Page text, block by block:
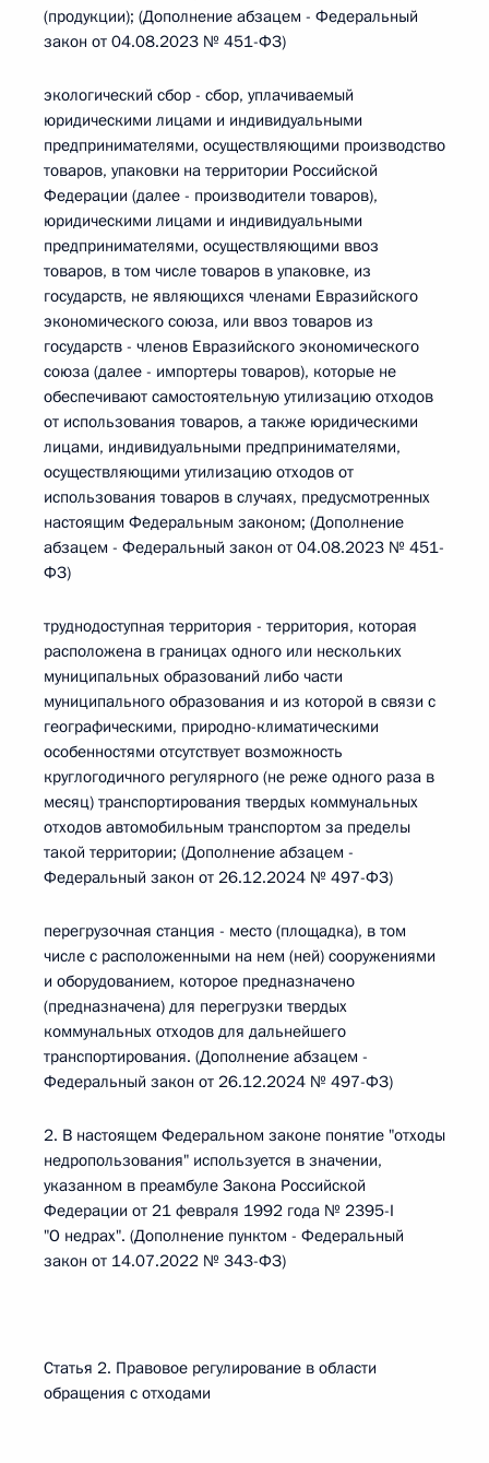
(продукции); (Дополнение абзацем - Федеральный
закон от 04.08.2023 № 451-ФЗ)
экологический сбор - сбор, уплачиваемый
юридическими лицами и индивидуальными
предпринимателями, осуществляющими производство
товаров, упаковки на территории Российской
Федерации (далее - производители товаров),
юридическими лицами и индивидуальными
предпринимателями, осуществляющими ввоз
товаров, в том числе товаров в упаковке, из
государств, не являющихся членами Евразийского
экономического союза, или ввоз товаров из
государств - членов Евразийского экономического
союза (далее - импортеры товаров), которые не
обеспечивают самостоятельную утилизацию отходов
от использования товаров, а также юридическими
лицами, индивидуальными предпринимателями,
осуществляющими утилизацию отходов от
использования товаров в случаях, предусмотренных
настоящим Федеральным законом; (Дополнение
абзацем - Федеральный закон от 04.08.2023 № 451-
ФЗ)
труднодоступная территория - территория, которая
расположена в границах одного или нескольких
муниципальных образований либо части
муниципального образования и из которой в связи с
географическими, природно-климатическими
особенностями отсутствует возможность
круглогодичного регулярного (не реже одного раза в
месяц) транспортирования твердых коммунальных
отходов автомобильным транспортом за пределы
такой территории; (Дополнение абзацем -
Федеральный закон от 26.12.2024 № 497-ФЗ)
перегрузочная станция - место (площадка), в том
числе с расположенными на нем (ней) сооружениями
и оборудованием, которое предназначено
(предназначена) для перегрузки твердых
коммунальных отходов для дальнейшего
транспортирования. (Дополнение абзацем -
Федеральный закон от 26.12.2024 № 497-ФЗ)
2. В настоящем Федеральном законе понятие "отходы
недропользования" используется в значении,
указанном в преамбуле Закона Российской
Федерации от 21 февраля 1992 года № 2395-I
"О недрах". (Дополнение пунктом - Федеральный
закон от 14.07.2022 № 343-ФЗ)
Статья 2. Правовое регулирование в области
обращения с отходами